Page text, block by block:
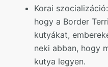
Korai
hogy a Border
kutyákat,
neki abban, hogy
kutya legyen.